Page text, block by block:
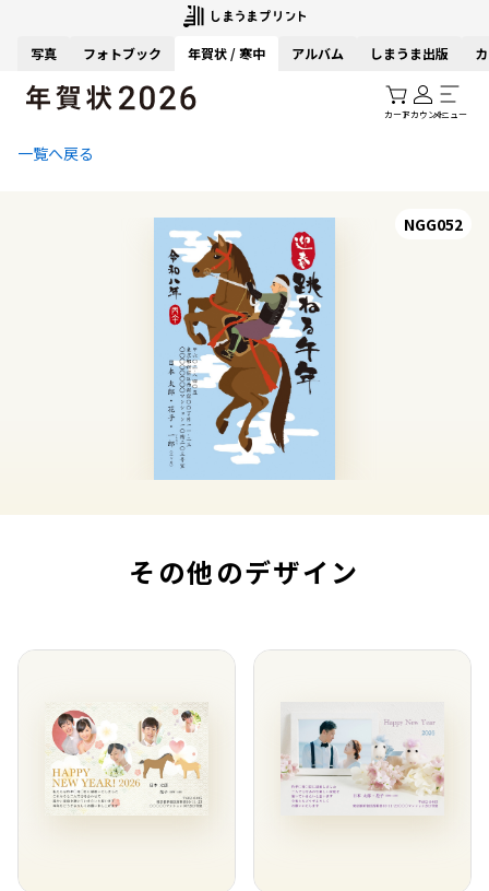
写真 フォトブック 年賀状 / 寒中 アルバム しまうま出版
カートアカウントメニュー
一覧へ戻る
NGG052
その他のデザイン